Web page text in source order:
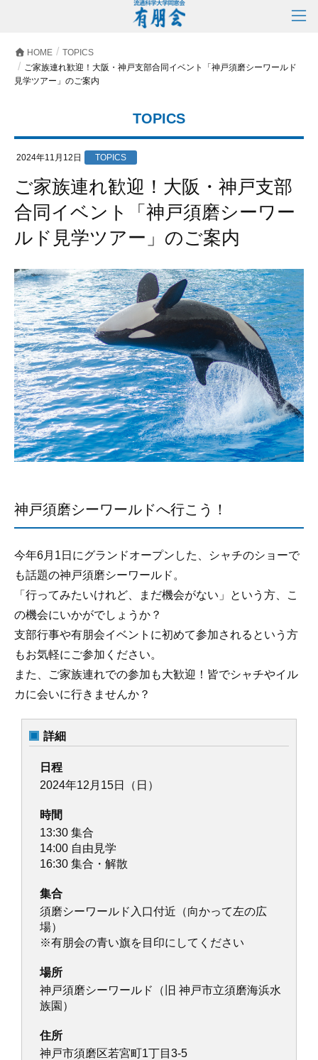
HOME
TOPICS
ご家族連れ歓迎！大阪・神戸支部合同イベント「神戸須磨シーワールド
見学ツアー」のご案内
TOPICS
2024年11月12日 TOPICS
ご家族連れ歓迎！大阪・神戸支部
合同イベント「神戸須磨シーワー
ルド見学ツアー」のご案内
神戸須磨シーワールドへ行こう！
今年6月1日にグランドオープンした、シャチのショーで
も話題の神戸須磨シーワールド。
「行ってみたいけれど、まだ機会がない」という方、こ
の機会にいかがでしょうか？
支部行事や有朋会イベントに初めて参加されるという方
もお気軽にご参加ください。
また、ご家族連れでの参加も大歓迎！皆でシャチやイル
カに会いに行きませんか？
詳細
日程
2024年12月15日（日）
時間
13:30 集合
14:00 自由見学
16:30 集合・解散
集合
須磨シーワールド入口付近（向かって左の広
場）
※有朋会の青い旗を目印にしてください
場所
神戸須磨シーワールド（旧 神戸市立須磨海浜水
族園）
住所
神戸市須磨区若宮町1丁目3-5